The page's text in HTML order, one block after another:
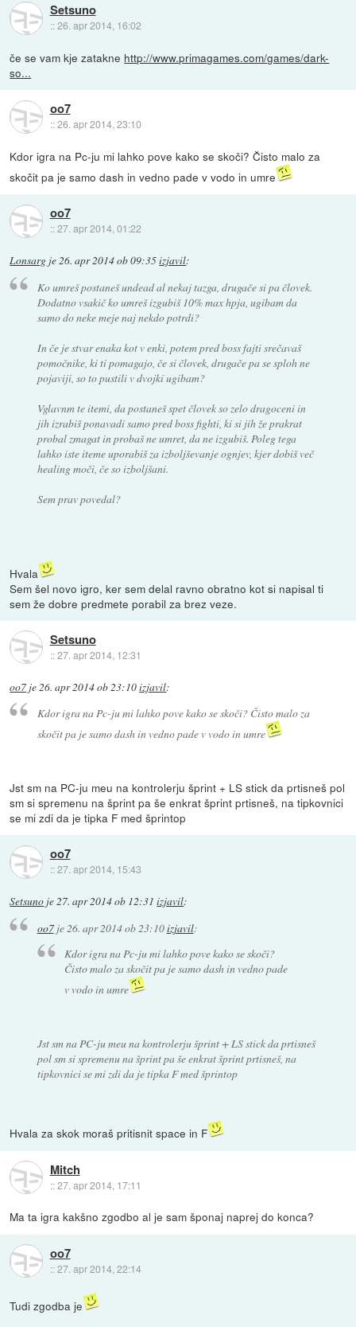
Setsuno
::26. apr 2014, 16:02
če se vam kje zatakne http://www.primagames.com/games/dark-
so...
oo7
::26. apr 2014, 23:10
Kdor igra na Pc-ju mi lahko pove kako se skoči? Čisto malo za
skočit pa je samo dash in vedno pade v vodo in umre
oo7
::27. apr 2014, 01:22
Lonsarg je26. apr 2014 ob 09:35izjavil:
Ko umreš postaneš undead al nekaj tazga, drugače si pa človek.
Dodatno vsakič ko umreš izgubiš 10% max hpja, ugibam da
samo do neke meje naj nekdo potrdi?
In če je stvar enaka kot v enki, potem pred boss fajti srečavaš
pomočnike, ki ti pomagajo, če si človek, drugače pa se sploh ne
pojaviji, so to pustili v dvojki ugibam?
Vglavnm te itemi, da postaneš spet človek so zelo dragoceni in
jih izrabiš ponavadi samo pred boss fighti, ki si jih že prakrat
probal zmagat in probaš ne umret, da ne izgubiš. Poleg tega
lahko iste iteme uporabiš za izboljševanje ognjev, kjer dobiš več
healing moči, če so izboljšani.
Sem prav povedal?
Hvala
Sem šel novo igro, ker sem delal ravno obratno kot si napisal ti
sem že dobre predmete porabil za brez veze.
Setsuno
::27. apr 2014, 12:31
oo7 je26. apr 2014 ob 23:10izjavil:
Kdor igra na Pc-ju mi lahko pove kako se skoči? Čisto malo za
skočit pa je samo dash in vedno pade v vodo in umre
Jst sm na PC-ju meu na kontrolerju šprint + LS stick da prtisneš pol
sm si spremenu na šprint pa še enkrat šprint prtisneš, na tipkovnici
se mi zdi da je tipka F med šprintop
oo7
::27. apr 2014, 15:43
Setsuno je27. apr 2014 ob 12:31 izjavil:
oo7je 26. apr 2014 ob 23:10izjavil:
Kdor igra na Pc-ju mi lahko pove kako se skoči?
Čisto malo za skočit pa je samo dash in vedno pade
v vodo in umre
Jst sm na PC-ju meu na kontrolerju šprint + LS stick da prtisneš
pol sm si spremenu na šprint pa še enkrat šprint prtisneš, na
tipkovnici se mi zdi da je tipka F med šprintop
Hvala za skok moraš pritisnit space in F
Mitch
::27. apr 2014, 17:11
Ma ta igra kakšno zgodbo al je sam šponaj naprej do konca?
oo7
::27. apr 2014, 22:14
Tudi zgodba je